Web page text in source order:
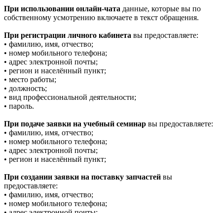
При использовании онлайн-чата данные, которые вы по
собственному усмотрению включаете в текст обращения.
При регистрации личного кабинета вы предоставляете:
• фамилию, имя, отчество;
• номер мобильного телефона;
• адрес электронной почты;
• регион и населённый пункт;
• место работы;
• должность;
• вид профессиональной деятельности;
• пароль.
При подаче заявки на учебный семинар вы предоставляете:
• фамилию, имя, отчество;
• номер мобильного телефона;
• адрес электронной почты;
• регион и населённый пункт;
При создании заявки на поставку запчастей вы
предоставляете:
• фамилию, имя, отчество;
• номер мобильного телефона;